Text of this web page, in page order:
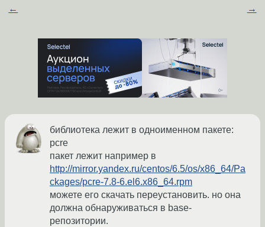
← →
библиотека лежит в одноименном пакете:
pcre
пакет лежит например в
http://mirror.yandex.ru/centos/6.5/os/x86_64/Pa
ckages/pcre-7.8-6.el6.x86_64.rpm
можете его скачать переустановить. но она
должна обнаруживаться в base-
репозитории.